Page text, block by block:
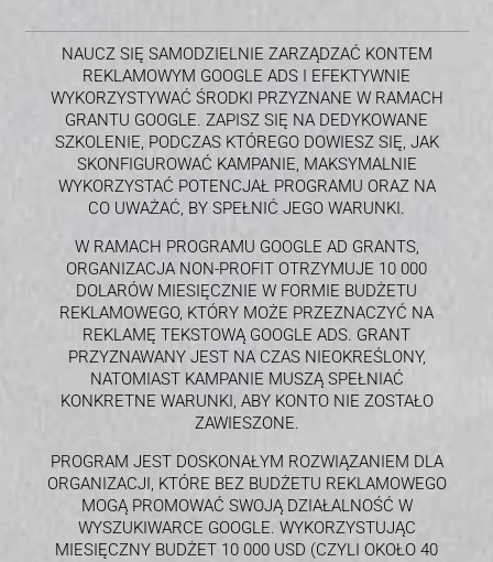
NAUCZ SIĘ SAMODZIELNIE ZARZĄDZAĆ KONTEM
REKLAMOWYM GOOGLE ADS I EFEKTYWNIE
WYKORZYSTYWAĆ ŚRODKI PRZYZNANE W RAMACH
GRANTU GOOGLE. ZAPISZ SIĘ NA DEDYKOWANE
SZKOLENIE, PODCZAS KTÓREGO DOWIESZ SIĘ, JAK
SKONFIGUROWAĆ KAMPANIE, MAKSYMALNIE
WYKORZYSTAĆ POTENCJAŁ PROGRAMU ORAZ NA
CO UWAŻAĆ, BY SPEŁNIĆ JEGO WARUNKI.
W RAMACH PROGRAMU GOOGLE AD GRANTS,
ORGANIZACJA NON-PROFIT OTRZYMUJE 10 000
DOLARÓW MIESIĘCZNIE W FORMIE BUDŻETU
REKLAMOWEGO, KTÓRY MOŻE PRZEZNACZYĆ NA
REKLAMĘ TEKSTOWĄ GOOGLE ADS. GRANT
PRZYZNAWANY JEST NA CZAS NIEOKREŚLONY,
NATOMIAST KAMPANIE MUSZĄ SPEŁNIAĆ
KONKRETNE WARUNKI, ABY KONTO NIE ZOSTAŁO
ZAWIESZONE.
PROGRAM JEST DOSKONAŁYM ROZWIĄZANIEM DLA
ORGANIZACJI, KTÓRE BEZ BUDŻETU REKLAMOWEGO
MOGĄ PROMOWAĆ SWOJĄ DZIAŁALNOŚĆ W
WYSZUKIWARCE GOOGLE. WYKORZYSTUJĄC
MIESIĘCZNY BUDŻET 10 000 USD (CZYLI OKOŁO 40